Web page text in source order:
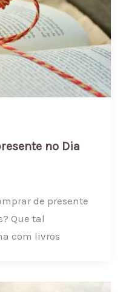
no Dia
de presente
Que tal
com livros